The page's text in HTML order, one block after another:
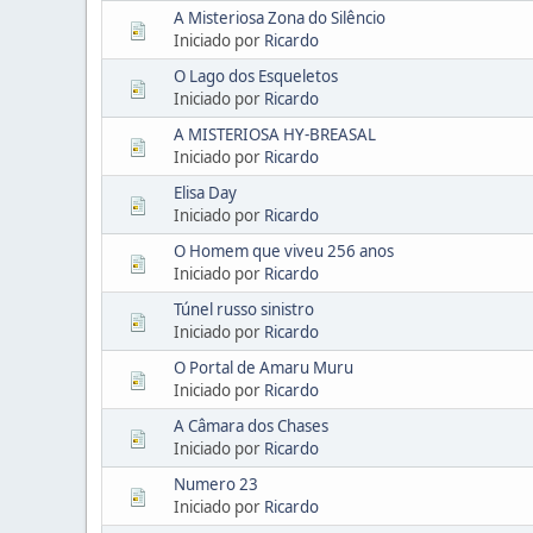
A Misteriosa Zona do Silêncio
Iniciado por Ricardo
O Lago dos Esqueletos
Iniciado por Ricardo
A MISTERIOSA HY-BREASAL
Iniciado por Ricardo
Elisa Day
Iniciado por Ricardo
O Homem que viveu 256 anos
Iniciado por Ricardo
Túnel russo sinistro
Iniciado por Ricardo
O Portal de Amaru Muru
Iniciado por Ricardo
A Câmara dos Chases
Iniciado por Ricardo
Numero 23
Iniciado por Ricardo